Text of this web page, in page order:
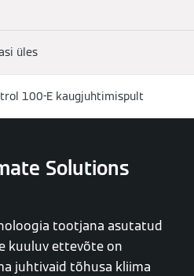
üles
100-E kaugjuhtimispult
Solutions
tootjana asutatud
kuuluv ettevõte on
juhtivaid tõhusa kliima